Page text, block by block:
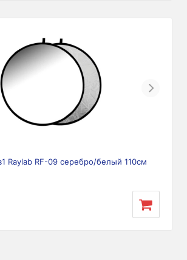
Next
Raylab RF-09 серебро/белый 110см